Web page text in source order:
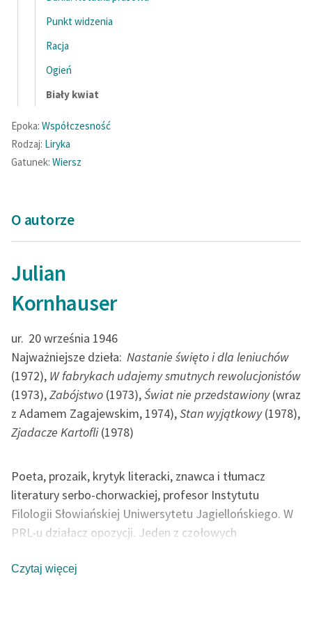
Ręce pełne poezji
Kolekcje edukacyjne
do domeny publicznej,
lektur szkolnych oraz
Starego Testamentu
Odkurzamy bohaterów
O nas
Kontakt
O projekcie
Zasady wykorzystania
Wolnych Lektur
Logotypy
Polityka prywatności
Regulamin biblioteki
Dane fundacji i
Regulamin darowizn
Punkt widzenia
Racja
Ogień
Biały kwiat
Epoka: Współczesność
Rodzaj: Liryka
Gatunek: Wiersz
O autorze
Julian
Kornhauser
ur. 20 września 1946
Najważniejsze dzieła: Nastanie święto i dla leniuchów
(1972), W fabrykach udajemy smutnych rewolucjonistów
(1973),Zabójstwo (1973),Świat nie przedstawiony(wraz
z Adamem Zagajewskim, 1974),Stan wyjątkowy(1978),
Zjadacze Kartofli(1978)
Poeta, prozaik, krytyk literacki, znawca i tłumacz
literatury serbo-chorwackiej, profesor Instytutu
Filologii Słowiańskiej Uniwersytetu Jagiellońskiego. W
PRL-u działacz opozycji. Jeden z czołowych
Adamem Zagajewskim współautor kluczowej dla tego
Czytaj więcej